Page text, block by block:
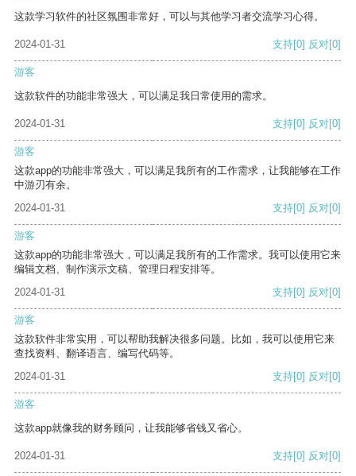
这款学习软件的社区氛围非常好，可以与其他学习者交流学习心得。
2024-01-31 支持[0] 反对[0]
游客
这款软件的功能非常强大，可以满足我日常使用的需求。
2024-01-31 支持[0] 反对[0]
游客
这款app的功能非常强大，可以满足我所有的工作需求，让我能够在工作
中游刃有余。
2024-01-31
支持[0] 反对[0]
游客
这款app的功能非常强大，可以满足我所有的工作需求。我可以使用它来
编辑文档、制作演示文稿、管理日程安排等。
2024-01-31
支持[0] 反对[0]
游客
这款软件非常实用，可以帮助我解决很多问题。比如，我可以使用它来
查找资料、翻译语言、编写代码等。
2024-01-31
支持[0] 反对[0]
游客
这款app就像我的财务顾问，让我能够省钱又省心。
2024-01-31 支持[0] 反对[0]